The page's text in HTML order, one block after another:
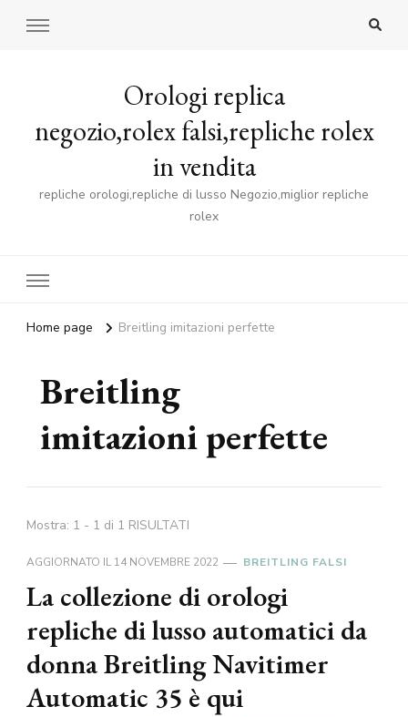
Orologi replica
negozio,rolex falsi,repliche rolex
in vendita
repliche orologi,repliche di lusso Negozio,miglior repliche
rolex
Home page Breitling imitazioni perfette
Breitling
imitazioni perfette
Mostra: 1 - 1 di 1 RISULTATI
AGGIORNATO IL14 NOVEMBRE 2022 BREITLING FALSI
La collezione di orologi
repliche di lusso automatici da
donna Breitling Navitimer
Automatic 35 è qui